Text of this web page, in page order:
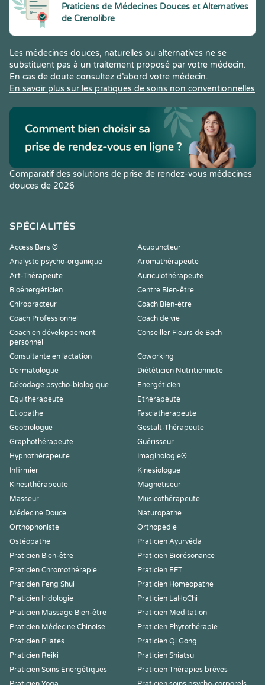
Praticiens de Médecines Douces et Alternatives
de Crenolibre
Les médecines douces, naturelles ou alternatives ne se
substituent pas à un traitement proposé par votre médecin.
En cas de doute consultez d’abord votre médecin.
En savoir plus sur les pratiques de soins non conventionnelles
Comparatif des solutions de prise de rendez-vous médecines
douces de 2026
SPÉCIALITÉS
Access Bars ®
Acupuncteur
Analyste psycho-organique
Aromathérapeute
Art-Thérapeute
Auriculothérapeute
Bioénergéticien
Centre Bien-être
Chiropracteur
Coach Bien-être
Coach Professionnel
Coach de vie
Coach en développement
personnel
Conseiller Fleurs de Bach
Consultante en lactation
Coworking
Dermatologue
Diététicien Nutritionniste
Décodage psycho-biologique
Energéticien
Equithérapeute
Ethérapeute
Etiopathe
Fasciathérapeute
Geobiologue
Gestalt-Thérapeute
Graphothérapeute
Guérisseur
Hypnothérapeute
Imaginologie®
Infirmier
Kinesiologue
Kinesithérapeute
Magnetiseur
Masseur
Musicothérapeute
Médecine Douce
Naturopathe
Orthophoniste
Orthopédie
Ostéopathe
Praticien Ayurvéda
Praticien Bien-être
Praticien Biorésonance
Praticien Chromothérapie
Praticien EFT
Praticien Feng Shui
Praticien Homeopathe
Praticien Iridologie
Praticien LaHoChi
Praticien Massage Bien-être
Praticien Meditation
Praticien Médecine Chinoise
Praticien Phytothérapie
Praticien Pilates
Praticien Qi Gong
Praticien Reiki
Praticien Shiatsu
Praticien Soins Energétiques
Praticien Thérapies brèves